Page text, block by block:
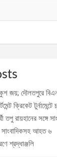
জয়; দৌলতপুরে
ক্রিকেট
তপু রায়হানের সঙ্গে
সাংবাদিকসহ আহত ৬
শ্রদ্ধাঞ্জলি